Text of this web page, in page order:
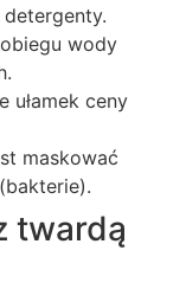
wody
ułamek ceny
maskować
twardą